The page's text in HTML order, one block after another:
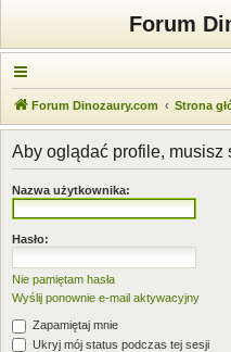
Forum
Forum Dinozaury.com Strona
Aby oglądać profile, musisz
Nazwa użytkownika:
Hasło:
Nie pamiętam hasła
Wyślij ponownie e-mail aktywacyjny
Zapamiętaj mnie
Ukryj mój status podczas tej sesji